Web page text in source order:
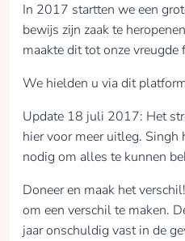
In 2017 startten we een
bewijs zijn zaak te
maakte dit tot onze
We hielden u via dit
Update 18 juli 2017: Het
hier voor meer uitleg.
nodig om alles te kunnen
Doneer en maak het
om een verschil te maken.
jaar onschuldig vast in de